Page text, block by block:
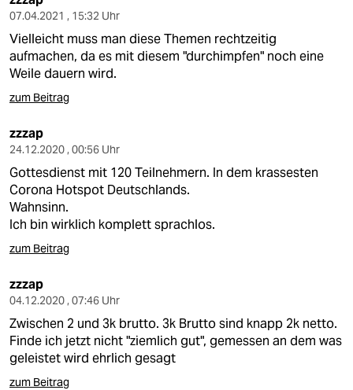
07.04.2021 , 15:32 Uhr
Vielleicht muss man diese Themen rechtzeitig
aufmachen, da es mit diesem "durchimpfen" noch eine
Weile dauern wird.
zum Beitrag
zzzap
24.12.2020 , 00:56 Uhr
Gottesdienst mit 120 Teilnehmern. In dem krassesten
Corona Hotspot Deutschlands.
Wahnsinn.
Ich bin wirklich komplett sprachlos.
zum Beitrag
zzzap
04.12.2020 , 07:46 Uhr
Zwischen 2 und 3k brutto. 3k Brutto sind knapp 2k netto.
Finde ich jetzt nicht "ziemlich gut", gemessen an dem was
geleistet wird ehrlich gesagt
zum Beitrag